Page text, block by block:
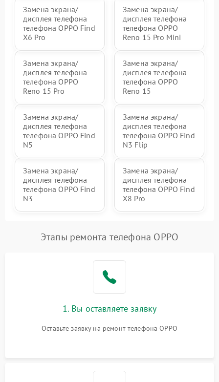
Замена экрана/
дисплея телефона
телефона OPPO Find
X6 Pro
Замена экрана/
дисплея телефона
телефона OPPO
Reno 15 Pro Mini
Замена экрана/
дисплея телефона
телефона OPPO
Reno 15 Pro
Замена экрана/
дисплея телефона
телефона OPPO
Reno 15
Замена экрана/
дисплея телефона
телефона OPPO Find
N5
Замена экрана/
дисплея телефона
телефона OPPO Find
N3 Flip
Замена экрана/
дисплея телефона
телефона OPPO Find
N3
Замена экрана/
дисплея телефона
телефона OPPO Find
X8 Pro
Этапы ремонта телефона OPPO
1. Вы оставляете заявку
Оставьте заявку на ремонт телефона OPPO